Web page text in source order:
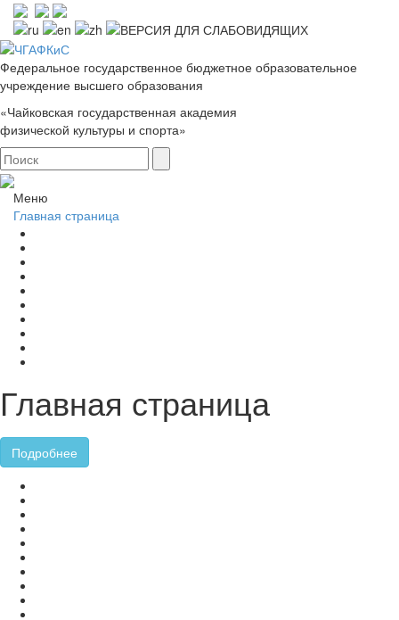
Федеральное государственное бюджетное образовательное
учреждение высшего образования
«Чайковская государственная академия
физической культуры и спорта»
Меню
Главная страница
Главная страница
Подробнее